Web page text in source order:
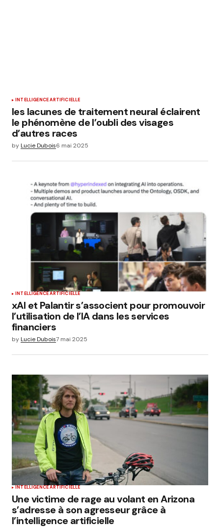
INTELLIGENCE ARTIFICIELLE
les lacunes de traitement neural éclairent
le phénomène de l’oubli des visages
d’autres races
byLucie Dubois6 mai 2025
INTELLIGENCE ARTIFICIELLE
xAI et Palantir s’associent pour promouvoir
l’utilisation de l’IA dans les services
financiers
byLucie Dubois7 mai 2025
INTELLIGENCE ARTIFICIELLE
Une victime de rage au volant en Arizona
s’adresse à son agresseur grâce à
l’intelligence artificielle